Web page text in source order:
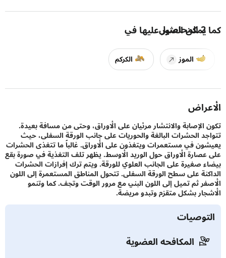
العثور عليها في 2 المحاصيل
الموز الكركم
والانتشار مرئيان على الأوراق، وحتى من مسافة بعيدة.
الحشرات البالغة والحوريات على جانب الورقة السفلى، حيث
في مستعمرات ويتغذون على الأوراق. غالباً ما تتغذى الحشرات
الأوراق حول الوريد الأوسط. يظهر تلف التغذية في صورة بقع
صغيرة على الجانب العلوي للورقة. ويتم ترك إفرازات الحشرات
على سطح الورقة السفلى. تتحول المناطق المستعمرة إلى اللون
ثم تميل إلى اللون البني مع مرور الوقت وتجف. كما وتنمو
بشكل متقزم وتبدو مريضة.
المكافحه العضوية